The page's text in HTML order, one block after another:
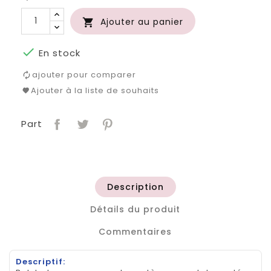
 Ajouter au panier
 En stock
ajouter pour comparer
Ajouter à la liste de souhaits
Part
Description
Détails du produit
Commentaires
Descriptif: